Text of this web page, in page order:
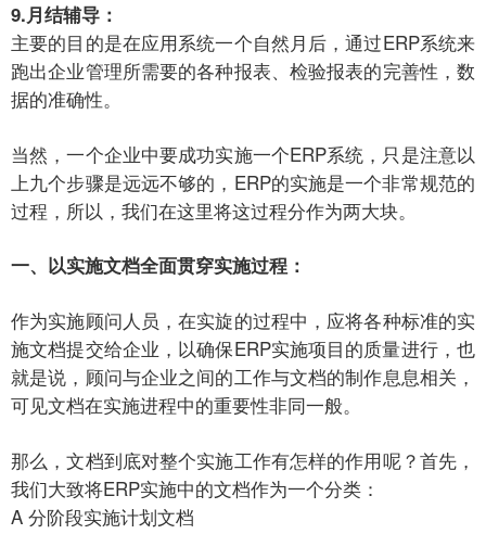
9.月结辅导：
主要的目的是在应用系统一个自然月后，通过ERP系统来
跑出企业管理所需要的各种报表、检验报表的完善性，数
据的准确性。
当然，一个企业中要成功实施一个ERP系统，只是注意以
上九个步骤是远远不够的，ERP的实施是一个非常规范的
过程，所以，我们在这里将这过程分作为两大块。
一、以实施文档全面贯穿实施过程：
作为实施顾问人员，在实旋的过程中，应将各种标准的实
施文档提交给企业，以确保ERP实施项目的质量进行，也
就是说，顾问与企业之间的工作与文档的制作息息相关，
可见文档在实施进程中的重要性非同一般。
那么，文档到底对整个实施工作有怎样的作用呢？首先，
我们大致将ERP实施中的文档作为一个分类：
A 分阶段实施计划文档